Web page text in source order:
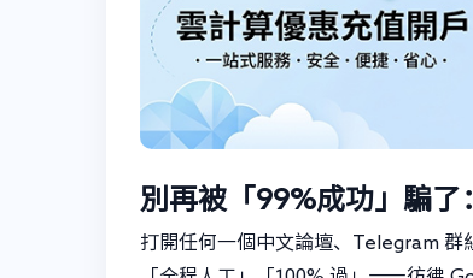
別再被「99%成功」騙了
打開任何一個中文論壇、Telegram 群